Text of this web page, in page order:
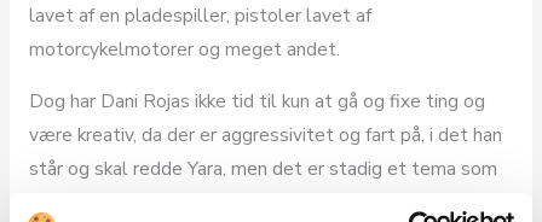
lavet af en pladespiller, pistoler lavet af
motorcykelmotorer og meget andet.
Dog har Dani Rojas ikke tid til kun at gå og fixe ting og
være kreativ, da der er aggressivitet og fart på, i det han
står og skal redde Yara, men det er stadig et tema som